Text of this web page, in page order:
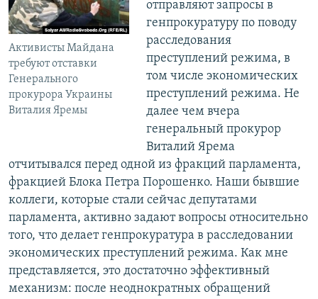
Активисты Майдана
требуют отставки
Генерального
прокурора Украины
Виталия Яремы
отправляют запросы в
генпрокуратуру по поводу
расследования
преступлений режима, в
том числе экономических
преступлений режима. Не
далее чем вчера
генеральный прокурор
Виталий Ярема
отчитывался перед одной из фракций парламента,
фракцией Блока Петра Порошенко. Наши бывшие
коллеги, которые стали сейчас депутатами
парламента, активно задают вопросы относительно
того, что делает генпрокуратура в расследовании
экономических преступлений режима. Как мне
представляется, это достаточно эффективный
механизм: после неоднократных обращений